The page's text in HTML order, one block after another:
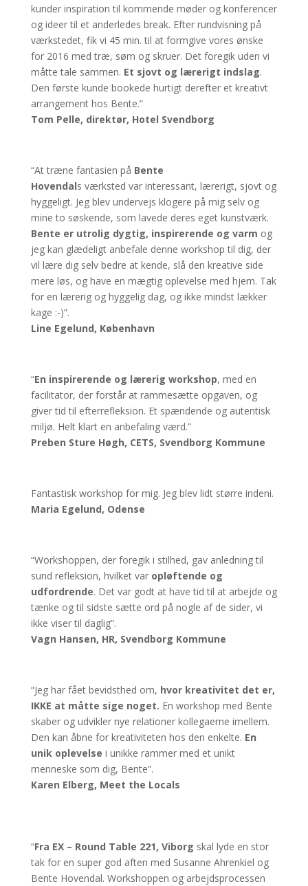
kunder inspiration til kommende møder og konferencer
og ideer til et anderledes break. Efter rundvisning på
værkstedet, fik vi 45 min. til at formgive vores ønske
for 2016 med træ, søm og skruer. Det foregik uden vi
måtte tale sammen. Et sjovt og lærerigt indslag.
Den første kunde bookede hurtigt derefter et kreativt
arrangement hos Bente.”
Tom Pelle, direktør, Hotel Svendborg
“At træne fantasien på Bente
Hovendals værksted var interessant, lærerigt, sjovt og
hyggeligt. Jeg blev undervejs klogere på mig selv og
mine to søskende, som lavede deres eget kunstværk.
Bente er utrolig dygtig, inspirerende og varm og
jeg kan glædeligt anbefale denne workshop til dig, der
vil lære dig selv bedre at kende, slå den kreative side
mere løs, og have en mægtig oplevelse med hjem. Tak
for en lærerig og hyggelig dag, og ikke mindst lækker
kage :-)”.
Line Egelund, København
“En inspirerende og lærerig workshop, med en
facilitator, der forstår at rammesætte opgaven, og
giver tid til efterrefleksion. Et spændende og autentisk
miljø. Helt klart en anbefaling værd.”
Preben Sture Høgh, CETS, Svendborg Kommune
Fantastisk workshop for mig. Jeg blev lidt større indeni.
Maria Egelund, Odense
“Workshoppen, der foregik i stilhed, gav anledning til
sund refleksion, hvilket var opløftende og
udfordrende. Det var godt at have tid til at arbejde og
tænke og til sidste sætte ord på nogle af de sider, vi
ikke viser til daglig”.
Vagn Hansen, HR, Svendborg Kommune
“Jeg har fået bevidsthed om, hvor kreativitet det er,
IKKE at måtte sige noget. En workshop med Bente
skaber og udvikler nye relationer kollegaerne imellem.
Den kan åbne for kreativiteten hos den enkelte. En
unik oplevelse i unikke rammer med et unikt
menneske som dig, Bente”.
Karen Elberg, Meet the Locals
“Fra EX – Round Table 221, Viborg skal lyde en stor
tak for en super god aften med Susanne Ahrenkiel og
Bente Hovendal. Workshoppen og arbejdsprocessen